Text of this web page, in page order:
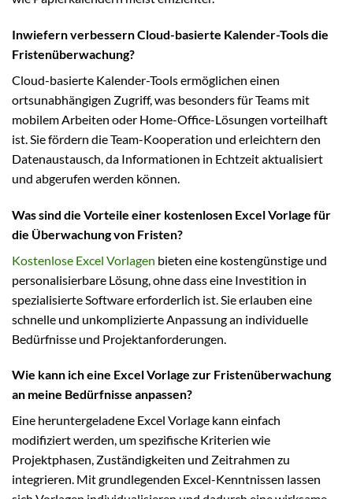
Inwiefern verbessern Cloud-basierte Kalender-Tools die
Fristenüberwachung?
Cloud-basierte Kalender-Tools ermöglichen einen
ortsunabhängigen Zugriff, was besonders für Teams mit
mobilem Arbeiten oder Home-Office-Lösungen vorteilhaft
ist. Sie fördern die Team-Kooperation und erleichtern den
Datenaustausch, da Informationen in Echtzeit aktualisiert
und abgerufen werden können.
Was sind die Vorteile einer kostenlosen Excel Vorlage für
die Überwachung von Fristen?
Kostenlose Excel Vorlagen bieten eine kostengünstige und
personalisierbare Lösung, ohne dass eine Investition in
spezialisierte Software erforderlich ist. Sie erlauben eine
schnelle und unkomplizierte Anpassung an individuelle
Bedürfnisse und Projektanforderungen.
Wie kann ich eine Excel Vorlage zur Fristenüberwachung
an meine Bedürfnisse anpassen?
Eine heruntergeladene Excel Vorlage kann einfach
modifiziert werden, um spezifische Kriterien wie
Projektphasen, Zuständigkeiten und Zeitrahmen zu
integrieren. Mit grundlegenden Excel-Kenntnissen lassen